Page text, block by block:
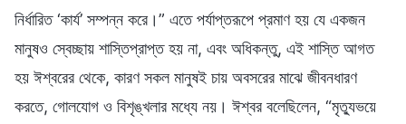
নির্ধারিত ‘কার্য’ সম্পন্ন করে।” এতে পর্যাপ্তরূপে প্রমাণ হয় যে একজন
মানুষও স্বেচ্ছায় শাস্তিপ্রাপ্ত হয় না, এবং অধিকন্তু, এই শাস্তি আগত
হয় ঈশ্বরের থেকে, কারণ সকল মানুষই চায় অবসরের মাঝে জীবনধারণ
করতে, গোলযোগ ও বিশৃঙ্খলার মধ্যে নয়। ঈশ্বর বলেছিলেন, “মৃত্যুভয়ে